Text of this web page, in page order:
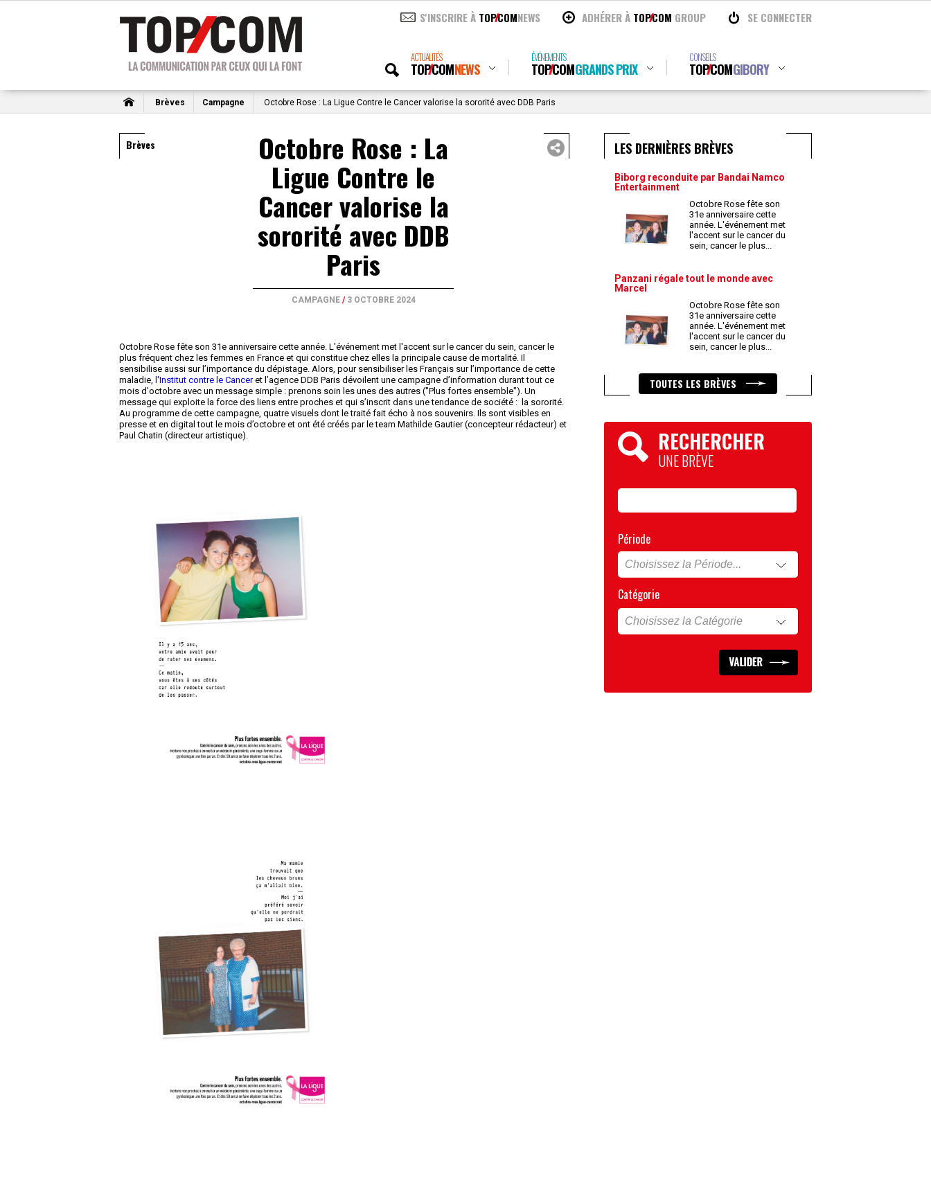
S'INSCRIRE À TOPCOMNEWS ADHÉRER À TOPCOM GROUP SE CONNECTER
ACTUALITÉS
TOPCOMNEWS
ÉVÉNEMENTS
TOPCOMGRANDS PRIX
CONSEILS
TOPCOMGIBORY
Brèves Campagne Octobre Rose : La Ligue Contre le Cancer valorise la sororité avec DDB Paris
Brèves Octobre Rose : La
Ligue Contre le
Cancer valorise la
sororité avec DDB
Paris
CAMPAGNE/ 3 OCTOBRE 2024
Octobre Rose fête son 31e anniversaire cette année. L'événement met l'accent sur le cancer du sein, cancer le
plus fréquent chez les femmes en France et qui constitue chez elles la principale cause de mortalité. Il
sensibilise aussi sur l’importance du dépistage. Alors, pour sensibiliser les Français sur l’importance de cette
maladie, l'Institut contre le Canceret l’agence DDB Paris dévoilent une campagne d’information durant tout ce
mois d'octobre avec un message simple : prenons soin les unes des autres ("Plus fortes ensemble"). Un
message qui exploite la force des liens entre proches et qui s’inscrit dans une tendance de société : la sororité.
Au programme de cette campagne, quatre visuels dont le traité fait écho à nos souvenirs. Ils sont visibles en
presse et en digital tout le mois d’octobre et ont été créés par le team Mathilde Gautier (concepteur rédacteur) et
Paul Chatin (directeur artistique).
LES DERNIÈRES BRÈVES
Biborg reconduite par Bandai Namco
Entertainment
Octobre Rose fête son
31e anniversaire cette
année. L'événement met
l'accent sur le cancer du
sein, cancer le plus...
Panzani régale tout le monde avec
Marcel
Octobre Rose fête son
31e anniversaire cette
année. L'événement met
l'accent sur le cancer du
sein, cancer le plus...
TOUTES LES BRÈVES
RECHERCHER
UNE BRÈVE
Période
Catégorie